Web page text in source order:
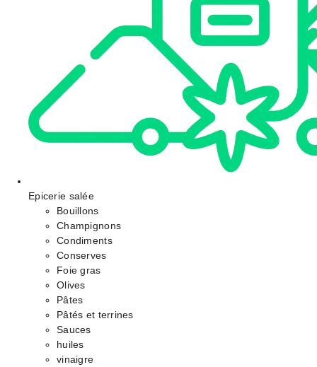
Epicerie salée
Bouillons
Champignons
Condiments
Conserves
Foie gras
Olives
Pâtes
Pâtés et terrines
Sauces
huiles
vinaigre